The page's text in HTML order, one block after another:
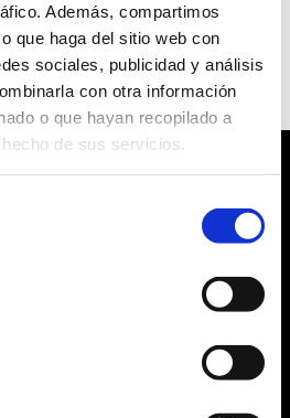
Además, compartimos
que haga del sitio web con
sociales, publicidad y análisis
con otra información
o que hayan recopilado a
de sus servicios.
mat
eria
les
acio
nes